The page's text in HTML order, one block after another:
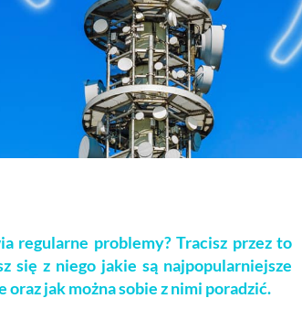
regularne problemy? Tracisz przez to
się z niego jakie są najpopularniejsze
jak można sobie z nimi poradzić.